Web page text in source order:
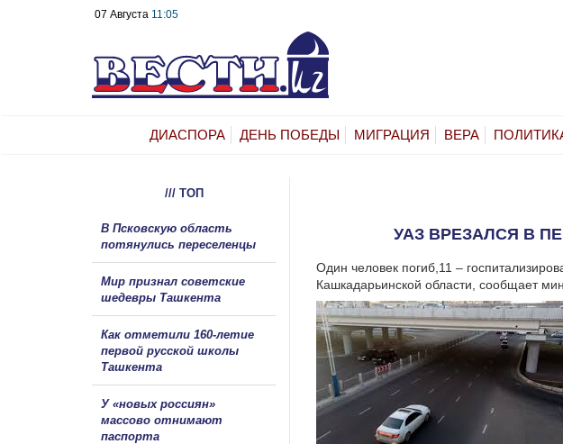
07 Августа 11:05
ДИАСПОРА ДЕНЬ ПОБЕДЫ МИГРАЦИЯ ВЕРА
УАЗ ВРЕЗАЛСЯ В
Один человек погиб,11 –
Кашкадарьинской области, сообщает
/// ТОП
В Псковскую область
потянулись переселенцы
Мир признал советские
шедевры Ташкента
Как отметили 160-летие
первой русской школы
Ташкента
У «новых россиян»
массово отнимают
паспорта